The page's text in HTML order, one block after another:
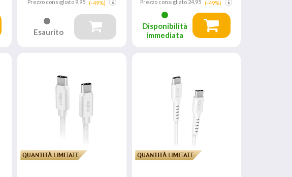
Prezzo consigliato9,95 (-49%)
Esaurito
Prezzo consigliato 24,95 (-49%)
Disponibilità
immediata